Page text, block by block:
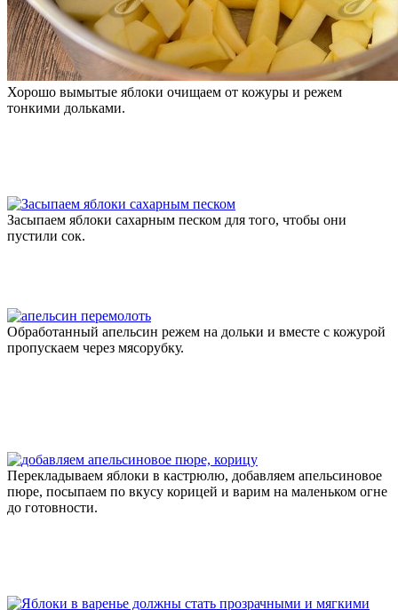
Хорошо вымытые яблоки очищаем от кожуры и режем
тонкими дольками.
Засыпаем яблоки сахарным песком для того, чтобы они
пустили сок.
Обработанный апельсин режем на дольки и вместе с кожурой
пропускаем через мясорубку.
Перекладываем яблоки в кастрюлю, добавляем апельсиновое
пюре, посыпаем по вкусу корицей и варим на маленьком огне
до готовности.